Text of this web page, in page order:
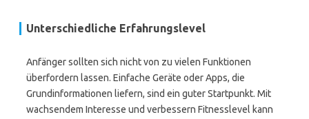
Unterschiedliche Erfahrungslevel
Anfänger sollten sich nicht von zu vielen Funktionen
überfordern lassen. Einfache Geräte oder Apps, die
Grundinformationen liefern, sind ein guter Startpunkt. Mit
wachsendem Interesse und verbessern Fitnesslevel kann